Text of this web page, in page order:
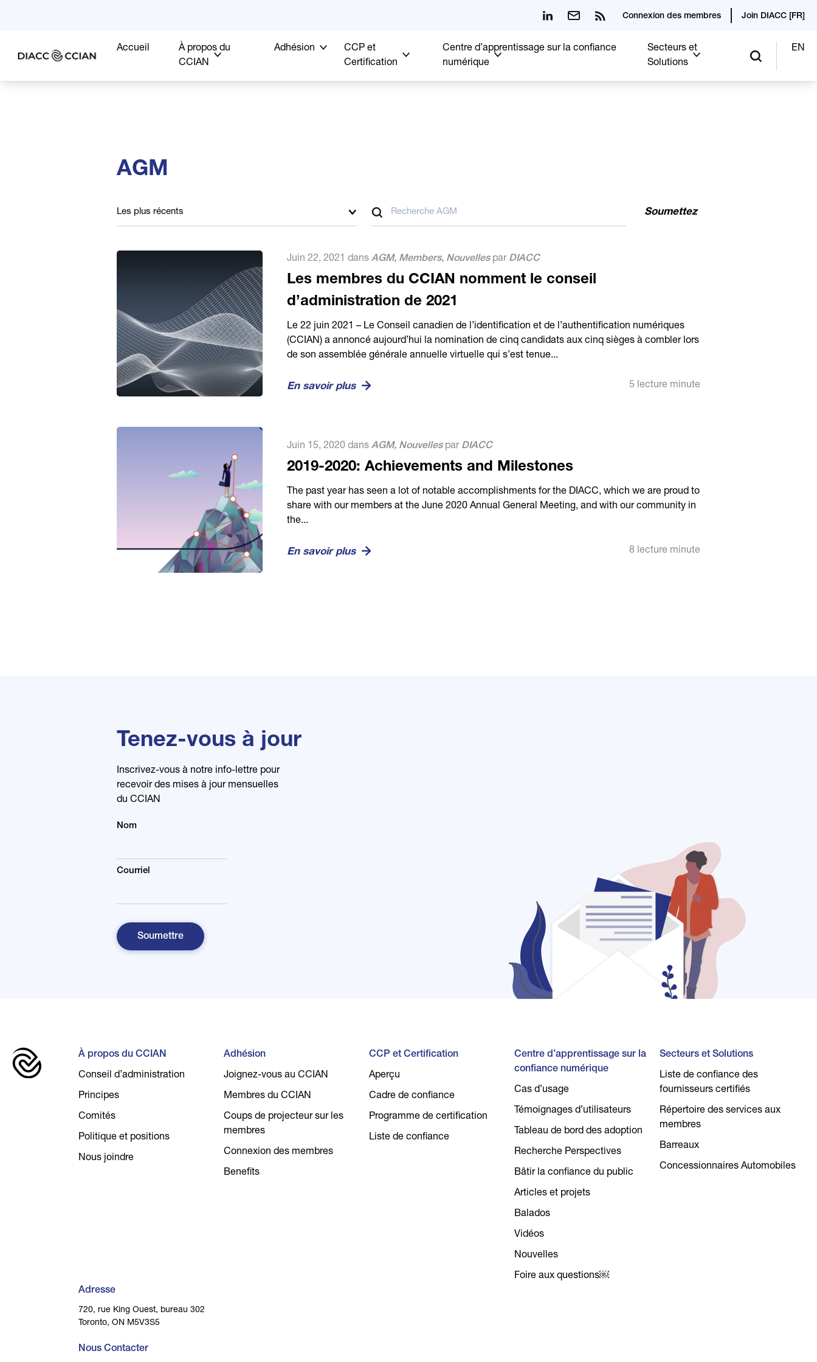
Connexion des membres Join DIACC [FR]
Accueil
À propos du
CCIAN
Adhésion
CCP et
Certification
Centre d’apprentissage sur la confiance
numérique
Secteurs et
Solutions
EN
AGM
Juin 22, 2021 dans AGM, Members, Nouvellespar DIACC
Les membres du CCIAN nomment le conseil
d’administration de 2021
Le 22 juin 2021 – Le Conseil canadien de l’identification et de l’authentification numériques
(CCIAN) a annoncé aujourd’hui la nomination de cinq candidats aux cinq sièges à combler lors
de son assemblée générale annuelle virtuelle qui s’est tenue...
En savoir plus 5 lecture minute
Juin 15, 2020 dans AGM, Nouvellespar DIACC
2019-2020: Achievements and Milestones
The past year has seen a lot of notable accomplishments for the DIACC, which we are proud to
share with our members at the June 2020 Annual General Meeting, and with our community in
the...
En savoir plus 8 lecture minute
Tenez-vous à jour
Inscrivez-vous à notre info-lettre pour
recevoir des mises à jour mensuelles
du CCIAN
Nom
Courriel
À propos du CCIAN
Conseil d’administration
Principes
Comités
Politique et positions
Nous joindre
Adhésion
Joignez-vous au CCIAN
Membres du CCIAN
Coups de projecteur sur les
membres
Connexion des membres
Benefits
CCP et Certification
Aperçu
Cadre de confiance
Programme de certification
Liste de confiance
Centre d’apprentissage sur la
confiance numérique
Cas d’usage
Témoignages d’utilisateurs
Tableau de bord des adoption
Recherche Perspectives
Bâtir la confiance du public
Articles et projets
Balados
Vidéos
Nouvelles
Foire aux questions￼
Secteurs et Solutions
Liste de confiance des
fournisseurs certifiés
Répertoire des services aux
membres
Barreaux
Concessionnaires Automobiles
Adresse
720, rue King Ouest, bureau 302
Toronto, ON M5V3S5
Nous Contacter